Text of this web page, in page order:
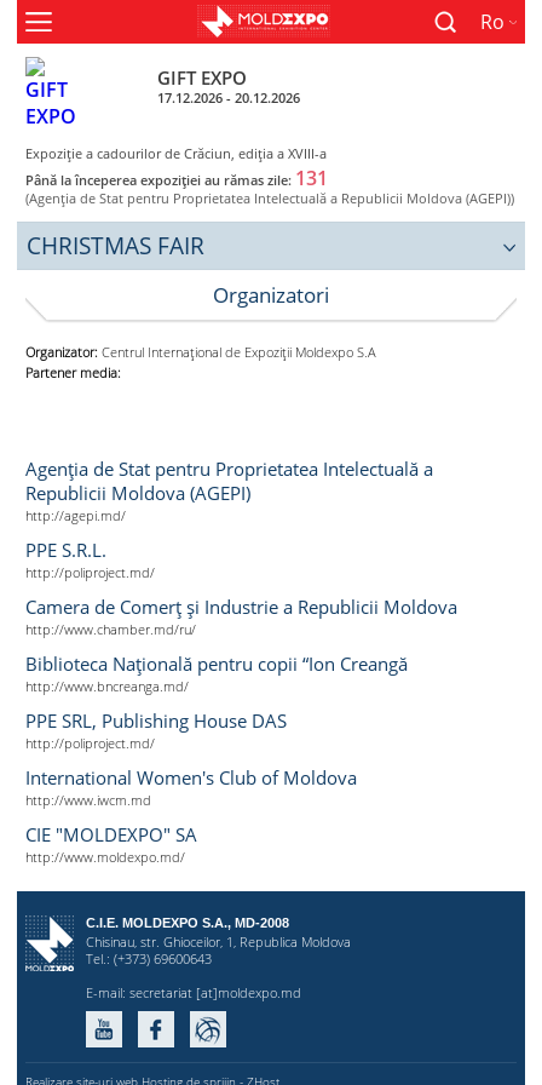
Ro
GIFT EXPO
17.12.2026 - 20.12.2026
Expoziție a cadourilor de Crăciun, ediţia a XVIII-a
Până la începerea expoziției au rămas zile: 131
(Agenţia de Stat pentru Proprietatea Intelectuală a Republicii Moldova (AGEPI))
CHRISTMAS FAIR
Organizatori
Organizator: Centrul Internaţional de Expoziţii Moldexpo S.A
Partener media:
Agenţia de Stat pentru Proprietatea Intelectuală a
Republicii Moldova (AGEPI)
http://agepi.md/
PPE S.R.L.
http://poliproject.md/
Camera de Comerţ şi Industrie a Republicii Moldova
http://www.chamber.md/ru/
Biblioteca Naţională pentru copii “Ion Creangă
http://www.bncreanga.md/
PPE SRL, Publishing House DAS
http://poliproject.md/
International Women's Club of Moldova
http://www.iwcm.md
CIE "MOLDEXPO" SA
http://www.moldexpo.md/
C.I.E. MOLDEXPO S.A., MD-2008
Chisinau, str. Ghioceilor, 1, Republica Moldova
Tel.: (+373) 69600643
E-mail: secretariat [at]moldexpo.md
Realizare site-uri web Hosting de sprijin - ZHost